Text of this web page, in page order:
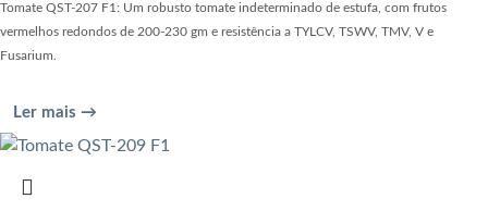
Tomate QST-207 F1: Um robusto tomate indeterminado de estufa, com frutos
vermelhos redondos de 200-230 gm e resistência a TYLCV, TSWV, TMV, V e
Fusarium.
Ler mais →